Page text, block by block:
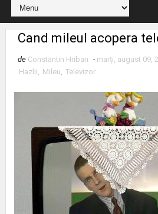
Cand mileul acopera
de Constantin Hriban - marți, august 09,
Hazlii, Mileu, Televizor